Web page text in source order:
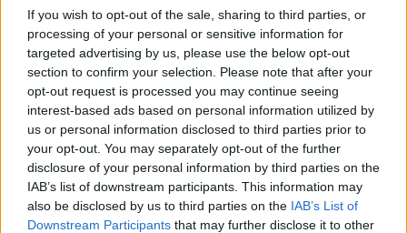
If you wish to opt-out of the sale, sharing to third parties, or
processing of your personal or sensitive information for
targeted advertising by us, please use the below opt-out
section to confirm your selection. Please note that after your
opt-out request is processed you may continue seeing
interest-based ads based on personal information utilized by
us or personal information disclosed to third parties prior to
your opt-out. You may separately opt-out of the further
disclosure of your personal information by third parties on the
IAB’s list of downstream participants. This information may
also be disclosed by us to third parties on the IAB’s List of
Downstream Participants that may further disclose it to other
sy’n gyfrifol am hyn.
Diben ADD yw ystyried yr amgylchiadau a arweiniodd at
ddynladdiad trais domestig fel y gall cyrff cyhoeddus,
sefydliadau yn y sectorau cymunedol a gwirfoddol, nodi lle y
gallai bod gwell ymatebion wedi bod i’r sefyllfa.
Nid yw ADD yn ceisio bwrw bai ond mae’n ystyried yr hyn a
ddigwyddodd a’r hyn y gellid bod wedi ei wneud yn wahanol.
Nid yw ADDau yn disodli unrhyw gwest neu fath arall o
ymchwiliad i’r dynladdiad, maent yn ychwanegol i’r rheiny.